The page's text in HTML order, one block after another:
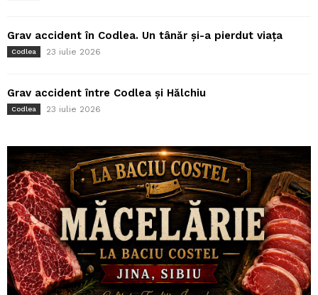
Grav accident în Codlea. Un tânăr și-a pierdut viața
Codlea 23 iulie 2026
Grav accident între Codlea și Hălchiu
Codlea 23 iulie 2026